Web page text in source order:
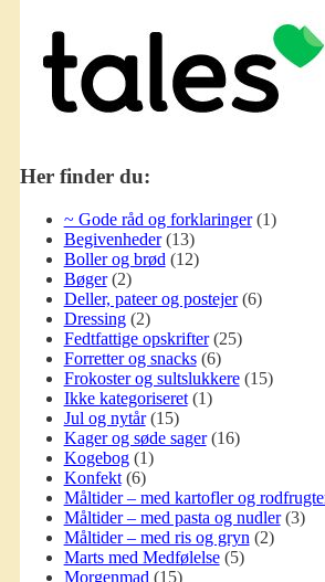
Her finder du:
~ Gode råd og forklaringer(1)
Begivenheder(13)
Boller og brød (12)
Bøger(2)
Deller, pateer og postejer(6)
Dressing(2)
Fedtfattige opskrifter(25)
Forretter og snacks(6)
Frokoster og sultslukkere(15)
Ikke kategoriseret(1)
Jul og nytår(15)
Kager og søde sager(16)
Kogebog(1)
Konfekt(6)
Måltider – med kartofler og
Måltider – med pasta og nudler(3)
Måltider – med ris og gryn (2)
Marts med Medfølelse(5)
Morgenmad (15)